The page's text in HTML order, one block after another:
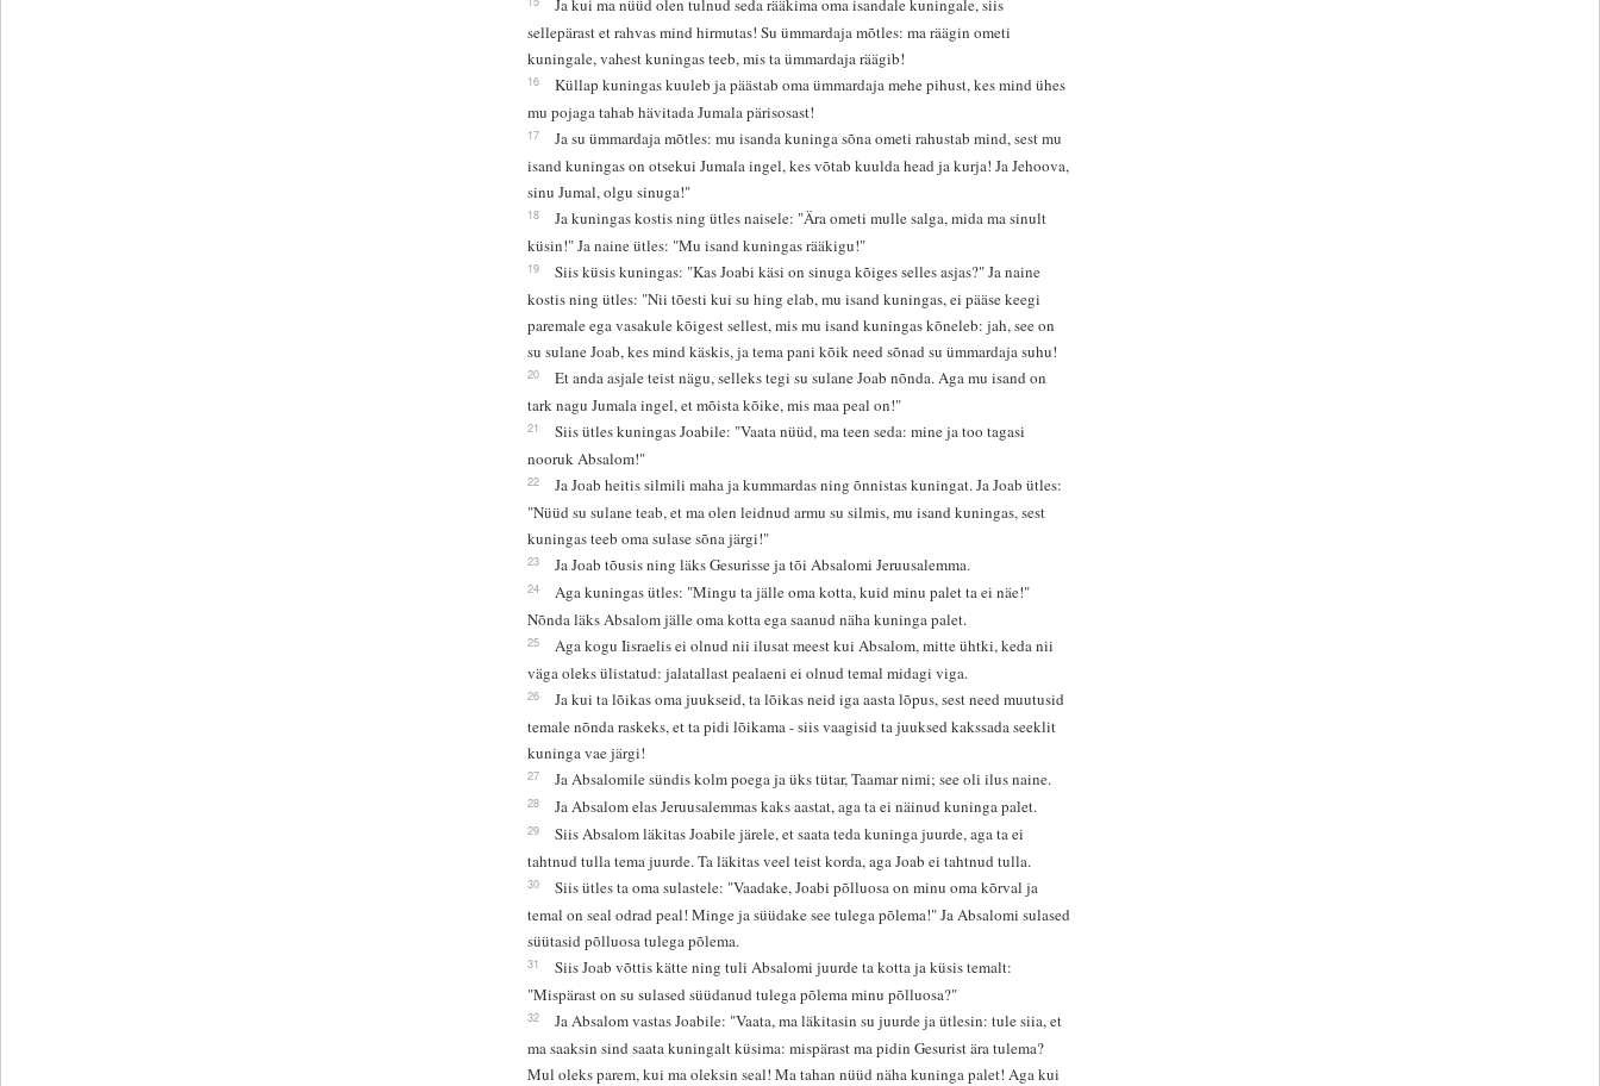
sellepärast et rahvas mind hirmutas! Su ümmardaja mõtles: ma räägin ometi
kuningale, vahest kuningas teeb, mis ta ümmardaja räägib!
16
Küllap kuningas kuuleb ja päästab oma ümmardaja mehe pihust, kes mind ühes
mu pojaga tahab hävitada Jumala pärisosast!
17
Ja su ümmardaja mõtles: mu isanda kuninga sõna ometi rahustab mind, sest mu
isand kuningas on otsekui Jumala ingel, kes võtab kuulda head ja kurja! Ja Jehoova,
sinu Jumal, olgu sinuga!"
18
Ja kuningas kostis ning ütles naisele: "Ära ometi mulle salga, mida ma sinult
küsin!" Ja naine ütles: "Mu isand kuningas rääkigu!"
19
Siis küsis kuningas: "Kas Joabi käsi on sinuga kõiges selles asjas?" Ja naine
kostis ning ütles: "Nii tõesti kui su hing elab, mu isand kuningas, ei pääse keegi
paremale ega vasakule kõigest sellest, mis mu isand kuningas kõneleb: jah, see on
su sulane Joab, kes mind käskis, ja tema pani kõik need sõnad su ümmardaja suhu!
20
Et anda asjale teist nägu, selleks tegi su sulane Joab nõnda. Aga mu isand on
tark nagu Jumala ingel, et mõista kõike, mis maa peal on!"
21
Siis ütles kuningas Joabile: "Vaata nüüd, ma teen seda: mine ja too tagasi
nooruk Absalom!"
22
Ja Joab heitis silmili maha ja kummardas ning õnnistas kuningat. Ja Joab ütles:
"Nüüd su sulane teab, et ma olen leidnud armu su silmis, mu isand kuningas, sest
kuningas teeb oma sulase sõna järgi!"
23 Ja Joab tõusis ning läks Gesurisse ja tõi Absalomi Jeruusalemma.
24
Aga kuningas ütles: "Mingu ta jälle oma kotta, kuid minu palet ta ei näe!"
Nõnda läks Absalom jälle oma kotta ega saanud näha kuninga palet.
25
Aga kogu Iisraelis ei olnud nii ilusat meest kui Absalom, mitte ühtki, keda nii
väga oleks ülistatud: jalatallast pealaeni ei olnud temal midagi viga.
26
Ja kui ta lõikas oma juukseid, ta lõikas neid iga aasta lõpus, sest need muutusid
temale nõnda raskeks, et ta pidi lõikama - siis vaagisid ta juuksed kakssada seeklit
kuninga vae järgi!
27 Ja Absalomile sündis kolm poega ja üks tütar, Taamar nimi; see oli ilus naine.
28 Ja Absalom elas Jeruusalemmas kaks aastat, aga ta ei näinud kuninga palet.
29
Siis Absalom läkitas Joabile järele, et saata teda kuninga juurde, aga ta ei
tahtnud tulla tema juurde. Ta läkitas veel teist korda, aga Joab ei tahtnud tulla.
30
Siis ütles ta oma sulastele: "Vaadake, Joabi põlluosa on minu oma kõrval ja
temal on seal odrad peal! Minge ja süüdake see tulega põlema!" Ja Absalomi sulased
süütasid põlluosa tulega põlema.
31
Siis Joab võttis kätte ning tuli Absalomi juurde ta kotta ja küsis temalt:
"Mispärast on su sulased süüdanud tulega põlema minu põlluosa?"
32
Ja Absalom vastas Joabile: "Vaata, ma läkitasin su juurde ja ütlesin: tule siia, et
ma saaksin sind saata kuningalt küsima: mispärast ma pidin Gesurist ära tulema?
Mul oleks parem, kui ma oleksin seal! Ma tahan nüüd näha kuninga palet! Aga kui